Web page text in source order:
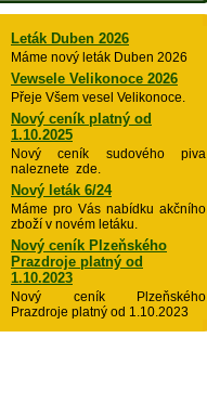
Leták Duben 2026
Máme nový leták Duben 2026
Vewsele Velikonoce 2026
Přeje Všem vesel Velikonoce.
Nový ceník platný od
1.10.2025
Nový ceník sudového piva
naleznete zde.
Nový leták 6/24
Máme pro Vás nabídku akčního
zboží v novém letáku.
Nový ceník Plzeňského
Prazdroje platný od
1.10.2023
Nový ceník Plzeňského
Prazdroje platný od 1.10.2023